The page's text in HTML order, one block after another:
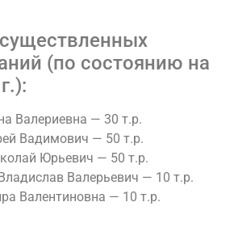
(по состоянию на
Валериевна — 30 т.р.
Вадимович — 50 т.р.
Юрьевич — 50 т.р.
Валерьевич — 10 т.р.
Валентиновна — 10 т.р.